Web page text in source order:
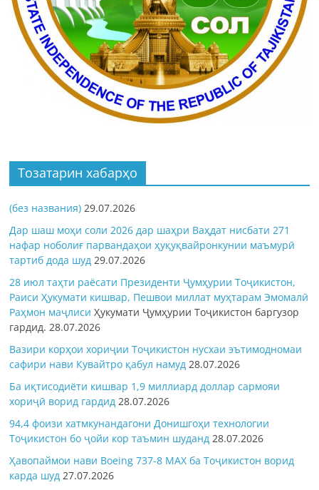
Тозатарин хабарҳо
(без названия) 29.07.2026
Дар шаш моҳи соли 2026 дар шаҳри Ваҳдат нисбати 271
нафар ноболиғ парвандаҳои ҳуқуқвайронкунии маъмурӣ
тартиб дода шуд 29.07.2026
28 июл таҳти раёсати Президенти Ҷумҳурии Тоҷикистон,
Раиси Ҳукумати кишвар, Пешвои миллат муҳтарам Эмомалӣ
Раҳмон маҷлисиҲукумати Ҷумҳурии Тоҷикистон баргузор
гардид.28.07.2026
Вазири корҳои хориҷии Тоҷикистон нусхаи эътимодномаи
сафири нави Кувайтро қабул намуд 28.07.2026
Ба иқтисодиёти кишвар 1,9 миллиард доллар сармояи
хориҷӣ ворид гардид 28.07.2026
94,4 фоизи хатмкунандагони Донишгоҳи технологии
Тоҷикистон бо ҷойи кор таъмин шуданд 28.07.2026
Ҳавопаймои нави Boeing 737-8 MAX ба Тоҷикистон ворид
карда шуд 27.07.2026